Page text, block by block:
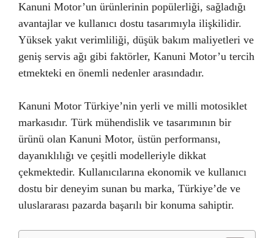
Kanuni Motor’un ürünlerinin popülerliği, sağladığı
avantajlar ve kullanıcı dostu tasarımıyla ilişkilidir.
Yüksek yakıt verimliliği, düşük bakım maliyetleri ve
geniş servis ağı gibi faktörler, Kanuni Motor’u tercih
etmekteki en önemli nedenler arasındadır.
Kanuni Motor Türkiye’nin yerli ve milli motosiklet
markasıdır. Türk mühendislik ve tasarımının bir
ürünü olan Kanuni Motor, üstün performansı,
dayanıklılığı ve çeşitli modelleriyle dikkat
çekmektedir. Kullanıcılarına ekonomik ve kullanıcı
dostu bir deneyim sunan bu marka, Türkiye’de ve
uluslararası pazarda başarılı bir konuma sahiptir.